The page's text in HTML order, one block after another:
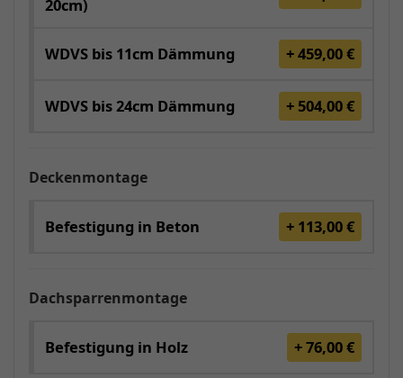
20cm)
WDVS bis 11cm Dämmung + 459,00 €
WDVS bis 24cm Dämmung + 504,00 €
Deckenmontage
Befestigung in Beton + 113,00 €
Dachsparrenmontage
Befestigung in Holz + 76,00 €